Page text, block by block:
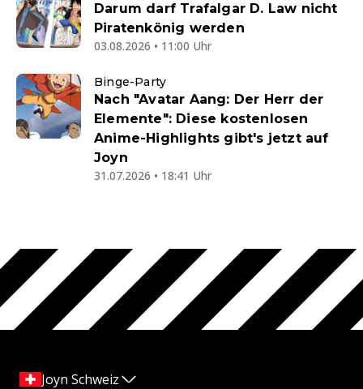
Darum darf Trafalgar D. Law nicht
Piratenkönig werden
03.08.2026 • 11:00 Uhr
Binge-Party
Nach "Avatar Aang: Der Herr der
Elemente": Diese kostenlosen
Anime-Highlights gibt's jetzt auf
Joyn
31.07.2026 • 18:41 Uhr
Joyn Schweiz